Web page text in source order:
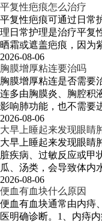
平复性疤痕怎么治疗
平复性疤痕可通过日常
理日常护理是治疗平复
晒霜或遮盖疤痕，因为
2026-08-06
胸膜增厚粘连要治吗
胸膜增厚粘连是否需要
连多由胸膜炎、胸腔积
影响肺功能，也不需要
2026-08-06
大早上睡起来发现眼睛
大早上睡起来发现眼睛
脏疾病、过敏反应或甲
瓜、汤类，会导致体内
2026-08-06
便血有血块什么原因
便血有血块通常由内痔
医明确诊断。1、内痔